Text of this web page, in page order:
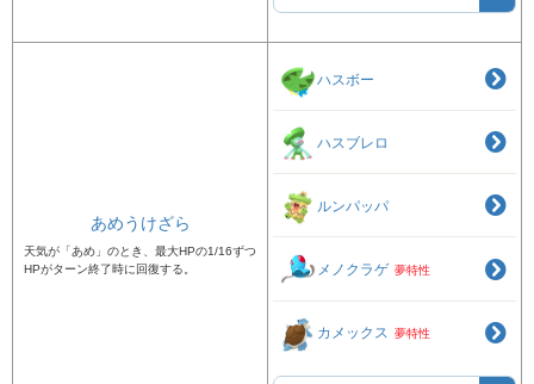
あめうけざら
天気が「あめ」のとき、最大HPの1/16ずつ
HPがターン終了時に回復する。
ハスボー
ハスブレロ
ルンパッパ
メノクラゲ 夢特性
カメックス 夢特性